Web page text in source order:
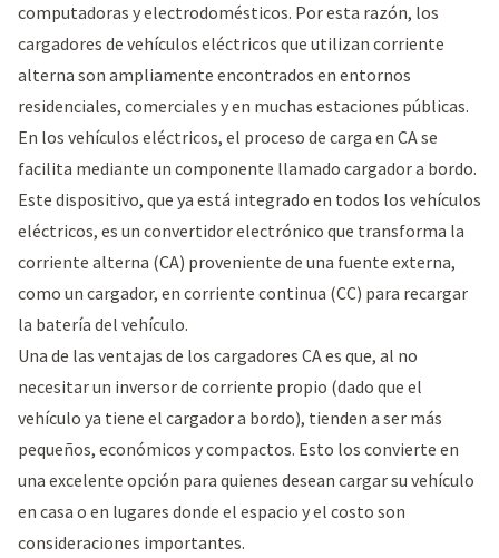
computadoras y electrodomésticos. Por esta razón, los
cargadores de vehículos eléctricos que utilizan corriente
alterna son ampliamente encontrados en entornos
residenciales, comerciales y en muchas estaciones públicas.
En los vehículos eléctricos, el proceso de carga en CA se
facilita mediante un componente llamado cargador a bordo.
Este dispositivo, que ya está integrado en todos los vehículos
eléctricos, es un convertidor electrónico que transforma la
corriente alterna (CA) proveniente de una fuente externa,
como un cargador, en corriente continua (CC) para recargar
la batería del vehículo.
Una de las ventajas de los cargadores CA es que, al no
necesitar un inversor de corriente propio (dado que el
vehículo ya tiene el cargador a bordo), tienden a ser más
pequeños, económicos y compactos. Esto los convierte en
una excelente opción para quienes desean cargar su vehículo
en casa o en lugares donde el espacio y el costo son
consideraciones importantes.